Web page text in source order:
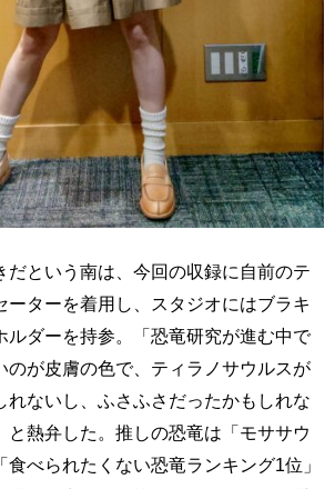
だという南は、今回の収録に自前のテ
ーターを着用し、スタジオにはブラキ
ルダーを持参。「恐竜研究が進む中で
のが皮膚の色で、ティラノサウルスが
れないし、ふさふさだったかもしれな
と熱弁した。推しの恐竜は「モササウ
食べられたくない恐竜ランキング1位」